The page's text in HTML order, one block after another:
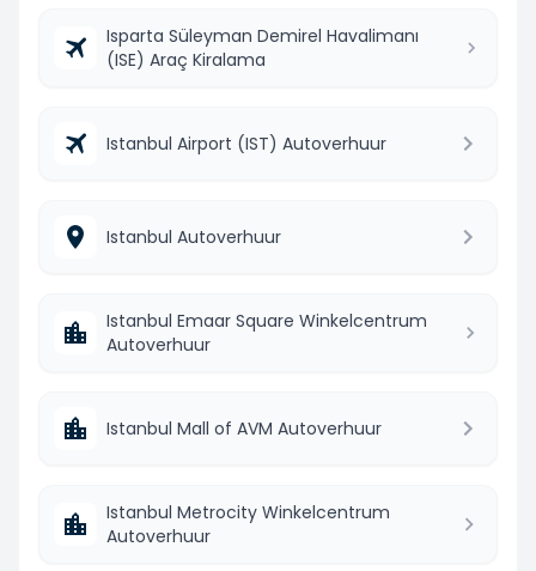
Isparta Süleyman Demirel Havalimanı
(ISE) Araç Kiralama
Istanbul Airport (IST) Autoverhuur
Istanbul Autoverhuur
Istanbul Emaar Square Winkelcentrum
Autoverhuur
Istanbul Mall of AVM Autoverhuur
Istanbul Metrocity Winkelcentrum
Autoverhuur